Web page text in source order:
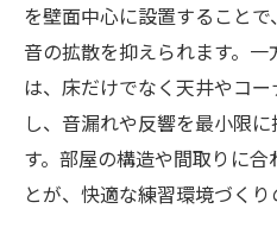
を壁面中心に設置すること
音の拡散を抑えられます。
は、床だけでなく天井やコ
し、音漏れや反響を最小限
す。部屋の構造や間取りに
とが、快適な練習環境づくり